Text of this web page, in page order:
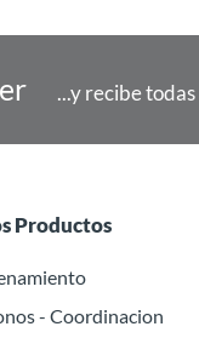
...y recibe todas
Productos
- Coordinacion